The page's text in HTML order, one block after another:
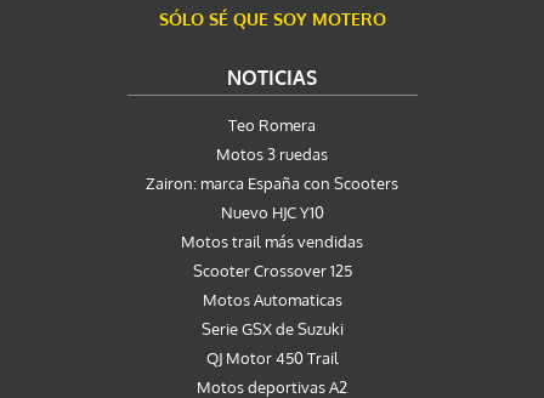
SÓLO SÉ QUE SOY MOTERO
NOTICIAS
Teo Romera
Motos 3 ruedas
Zairon: marca España con Scooters
Nuevo HJC Y10
Motos trail más vendidas
Scooter Crossover 125
Motos Automaticas
Serie GSX de Suzuki
QJ Motor 450 Trail
Motos deportivas A2